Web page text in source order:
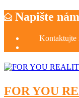
Napište
Kontaktujte
FOR YOU